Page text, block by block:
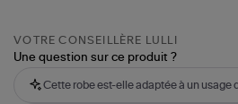
VOTRE CONSEILLÈRE LULLI
Une question sur ce produit ?
Cette robe est-elle adaptée à un usage